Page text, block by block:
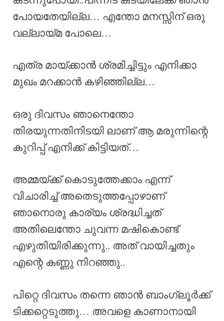
പോയതേയില്ല… എന്തോ മനസ്സിന് ഒരു
വല്ലായ്മ പോലെ…
എത്ര മായ്ക്കാൻ ശ്രമിച്ചിട്ടും എനിക്കാ
മുഖം മറക്കാൻ കഴിഞ്ഞില്ല…
ഒരു ദിവസം ഞാനെന്തോ
തിരയുന്നതിനിടയി ലാണ് ആ മരുന്നിന്റെ
കുറിപ്പ് എനിക്ക് കിട്ടിയത്…
അമ്മയ്ക്ക് കൊടുത്തേക്കാം എന്ന്
വിചാരിച്ച് അതെടുത്തപ്പോഴാണ്
ഞാനൊരു കാര്യം ശ്രദ്ധിച്ചത്
അതിലെന്തോ ചുവന്ന മഷികൊണ്ട്
എഴുതിയിരിക്കുന്നു.. അത് വായിച്ചതും
എന്റെ കണ്ണു നിറഞ്ഞു..
പിറ്റെ ദിവസം തന്നെ ഞാൻ ബാംഗ്ലൂർക്ക്
ടിക്കറ്റെടുത്തു… അവളെ കാണാനായി